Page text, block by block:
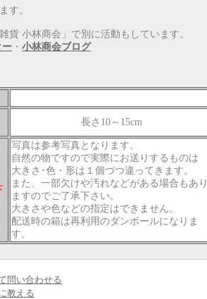
す。
貨 小林商会」で別に活動もしています。
ー ・ 小林商会ブログ
長さ10～15cm
写真は参考写真となります。
自然の物ですので実際にお送りするものは
大きさ･色・形は１個づつ違ってきます。
また、一部欠けや汚れなどがある場合もあり
ますのでご了承下さい。
大きさや色などの指定はできません。
配送時の箱は再利用のダンボールになりま
す。
問い合わせる
教える